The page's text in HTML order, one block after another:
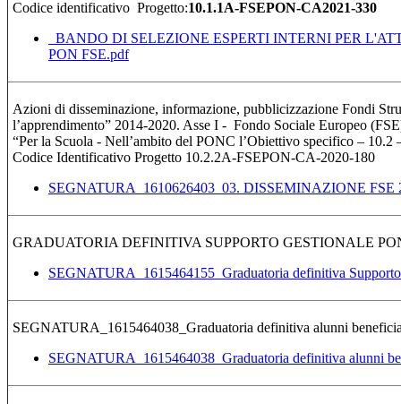
Codice identificativo Progetto:10.1.1A-FSEPON-CA2021-330
_BANDO DI SELEZIONE ESPERTI INTERNI PER
PON FSE.pdf
Azioni di disseminazione, informazione, pubblicizzazione Fondi
l’apprendimento” 2014-2020. Asse I - Fondo Sociale Europeo
“Per la Scuola - Nell’ambito del PONC l’Obiettivo specifico – 10.2
Codice Identificativo Progetto 10.2.2A-FSEPON-CA-2020-180
SEGNATURA_1610626403_03. DISSEMINAZIONE FSE
GRADUATORIA DEFINITIVA SUPPORTO GESTIONALE
SEGNATURA_1615464155_Graduatoria definitiva
SEGNATURA_1615464038_Graduatoria definitiva alunni
SEGNATURA_1615464038_Graduatoria definitiva alunni